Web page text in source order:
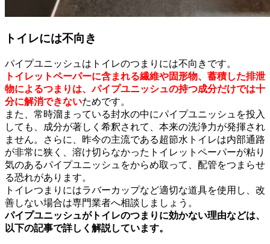
トイレには不向き
パイプユニッシュはトイレのつまりには不向きです。
トイレットペーパーに含まれる繊維や固形物、蓄積した排泄
物によるつまりは、パイプユニッシュの持つ成分だけでは十
分に解消できないためです。
また、常時溜まっている封水の中にパイプユニッシュを投入
しても、成分が著しく希釈されて、本来の洗浄力が発揮され
ません。さらに、昨今の主流である超節水トイレは内部通路
が非常に狭く、溶け切らなかったトイレットペーパーが粘り
気のあるパイプユニッシュをからめ取って、配管をつまらせ
る恐れがあります。
トイレつまりにはラバーカップなど適切な道具を使用し、改
善しない場合は専門業者へ相談しましょう。
パイプユニッシュがトイレのつまりに効かない理由などは、
以下の記事で詳しく解説しています。